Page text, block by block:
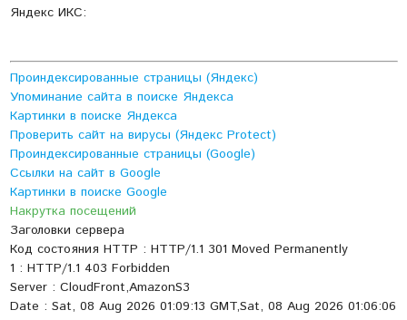
Яндекс ИКС:
Проиндексированные страницы (Яндекс)
Упоминание сайта в поиске Яндекса
Картинки в поиске Яндекса
Проверить сайт на вирусы (Яндекс Protect)
Проиндексированные страницы (Google)
Ссылки на сайт в Google
Картинки в поиске Google
Накрутка посещений
Заголовки сервера
Код состояния HTTP : HTTP/1.1 301 Moved Permanently
1 : HTTP/1.1 403 Forbidden
Server : CloudFront,AmazonS3
Date : Sat, 08 Aug 2026 01:09:13 GMT,Sat, 08 Aug 2026 01:06:06